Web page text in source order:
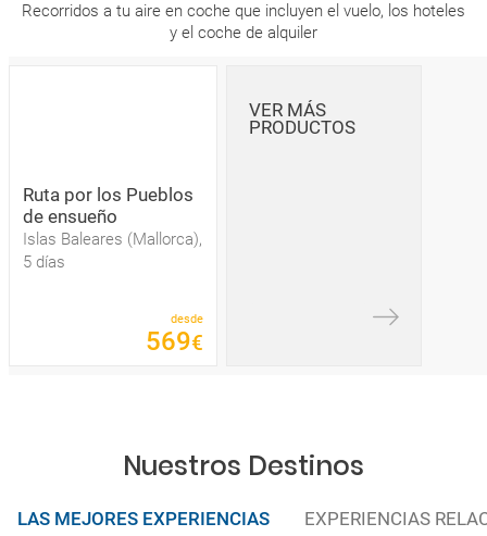
Recorridos a tu aire en coche que incluyen el vuelo, los hoteles
y el coche de alquiler
Ruta por los Pueblos
de ensueño
Islas Baleares (Mallorca),
5 días
desde
569€
VER MÁS
PRODUCTOS
Nuestros Destinos
LAS MEJORES EXPERIENCIAS EXPERIENCIAS